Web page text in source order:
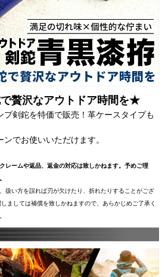
贅沢なアウトドア時間を★
プ剣鉈を特価で販売！革ケースタイプも
でお使いいただけます。
レームや返品、返金の対応は致しかねます。予めご理
扱い方を誤れば刃が欠けたり、折れたりすることがござ
ましては補償を致しかねますので、あらかじめご了承く